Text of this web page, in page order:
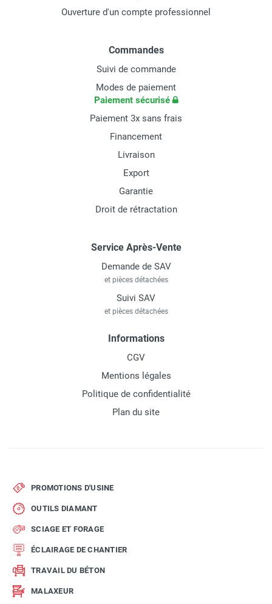
Ouverture d'un compte professionnel
Commandes
Suivi de commande
Modes de paiement
Paiement sécurisé
Paiement 3x sans frais
Financement
Livraison
Export
Garantie
Droit de rétractation
Service Après-Vente
Demande de SAV
et pièces détachées
Suivi SAV
et pièces détachées
Informations
CGV
Mentions légales
Politique de confidentialité
Plan du site
PROMOTIONS D'USINE
OUTILS DIAMANT
SCIAGE ET FORAGE
ÉCLAIRAGE DE CHANTIER
TRAVAIL DU BÉTON
MALAXEUR